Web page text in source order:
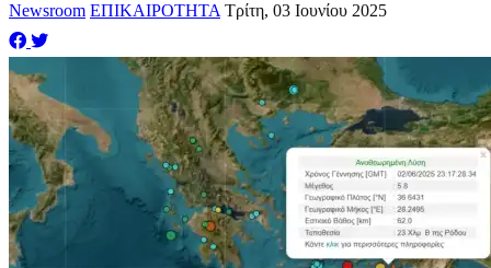
Newsroom ΕΠΙΚΑΙΡΟΤΗΤΑ Τρίτη, 03 Ιουνίου 2025